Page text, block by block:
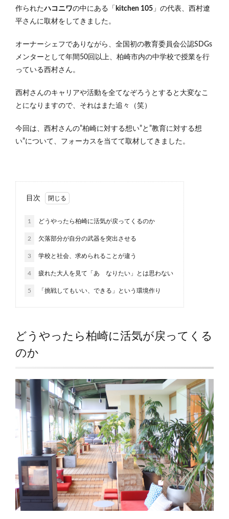
作られたハコニワの中にある「 kitchen 105 」の代表、西村遼
平さんに取材をしてきました。
オーナーシェフでありながら、全国初の教育委員会公認SDGs
メンターとして年間50回以上、柏崎市内の中学校で授業を行
っている西村さん。
西村さんのキャリアや活動を全てなぞろうとすると大変なこ
とになりますので、それはまた追々（笑）
今回は、西村さんの”柏崎に対する想い”と”教育に対する想
い”について、フォーカスを当てて取材してきました。
目次
1 どうやったら柏崎に活気が戻ってくるのか
2 欠落部分が自分の武器を突出させる
3 学校と社会、求められることが違う
4 疲れた大人を見て「あゝなりたい」とは思わない
5 「挑戦してもいい、できる」という環境作り
どうやったら柏崎に活気が戻ってくる
のか